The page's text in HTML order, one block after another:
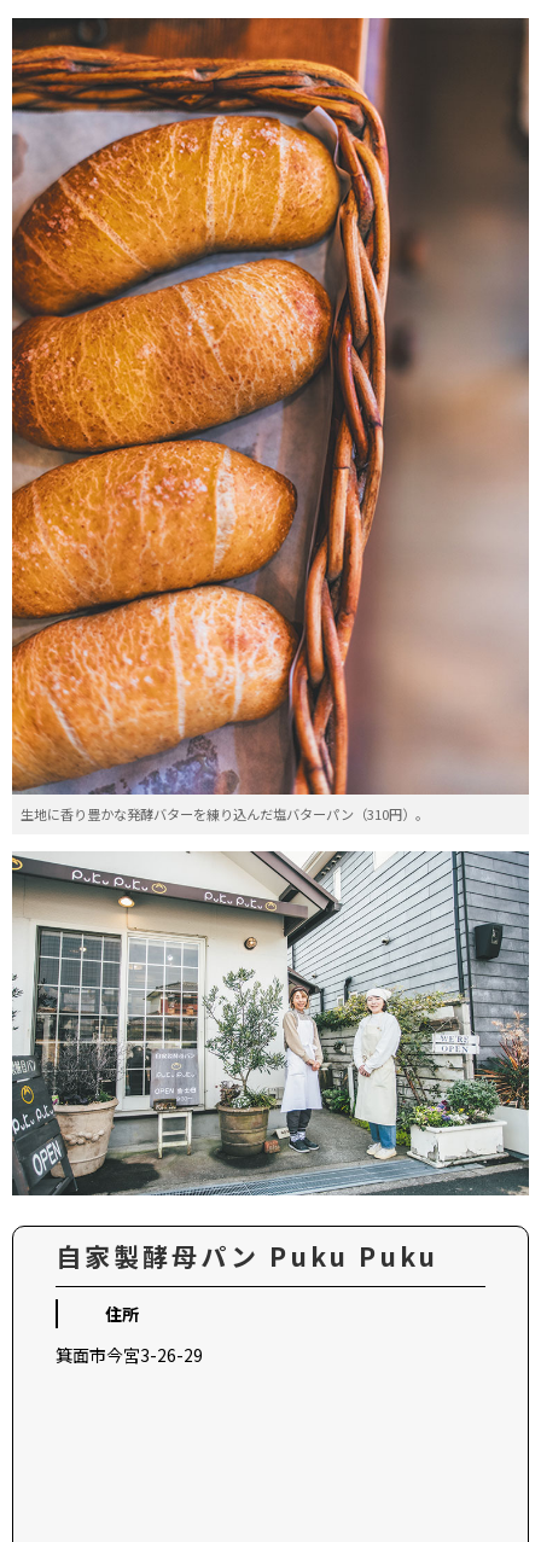
生地に香り豊かな発酵バターを練り込んだ塩バターパン（310円）。
自家製酵母パン Puku Puku
住所
箕面市今宮3-26-29